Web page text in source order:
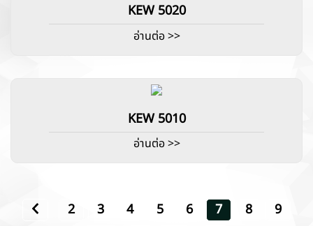
KEW 5020
อ่านต่อ >>
KEW 5010
อ่านต่อ >>
2 3 4 5 6 7 8
9